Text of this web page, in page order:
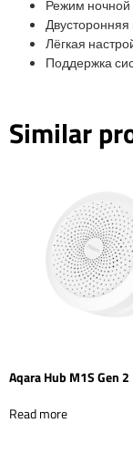
Режим
Двусторонняя
Лёгкая
Поддержка
Similar
Aqara Hub M1S Gen 2
Read more